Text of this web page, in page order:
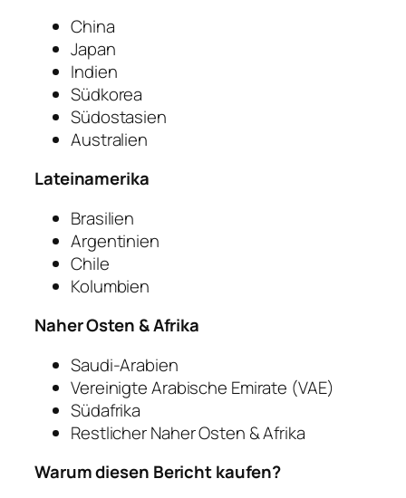
China
Japan
Indien
Südkorea
Südostasien
Australien
Lateinamerika
Brasilien
Argentinien
Chile
Kolumbien
Naher Osten & Afrika
Saudi-Arabien
Vereinigte Arabische Emirate (VAE)
Südafrika
Restlicher Naher Osten & Afrika
Warum diesen Bericht kaufen?